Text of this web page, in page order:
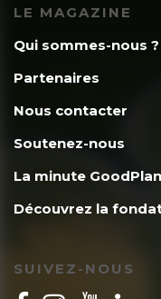
LE MAGAZINE
Qui sommes-nous ?
Partenaires
Nous contacter
Soutenez-nous
La minute
Découvrez la
SUIVEZ-NOUS